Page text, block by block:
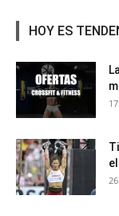
HOY ES